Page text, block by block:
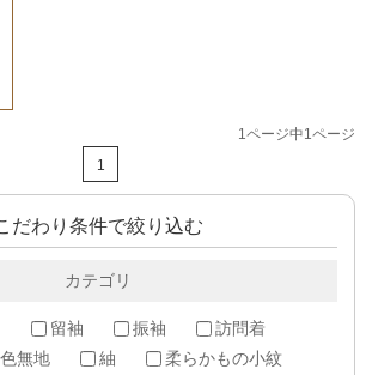
1ページ中1ページ
1
だわり条件で絞り込む
カテゴリ
留袖 振袖
訪問着
色無地 紬
柔らかもの小紋